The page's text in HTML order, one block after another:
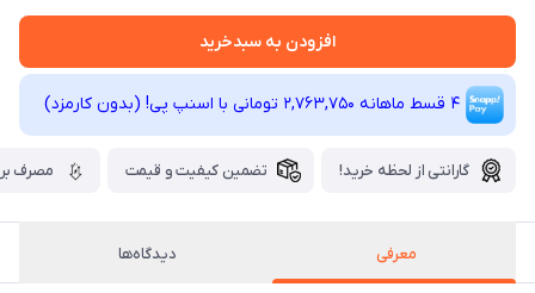
افزودن به سبدخرید
4 قسط ماهانه 2,763,750 تومانی با اسنپ ‌پی! (بدون کارمزد)
گارانتی از لحظه خرید! تضمین کیفیت و قیمت مصرف
معرفی دیدگاه‌ها